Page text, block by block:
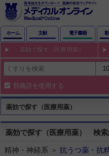
ホーム 文献 電子書籍
薬効で探す（医療用薬）
類義語を使用する
薬効で探す（医療用薬）
薬効で探す（医療用薬） 検索
精神・神経系 ＞ 抗うつ薬・抗